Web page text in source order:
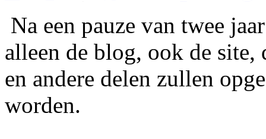
Na een pauze van twee
alleen de blog, ook de site,
en andere delen zullen
worden.